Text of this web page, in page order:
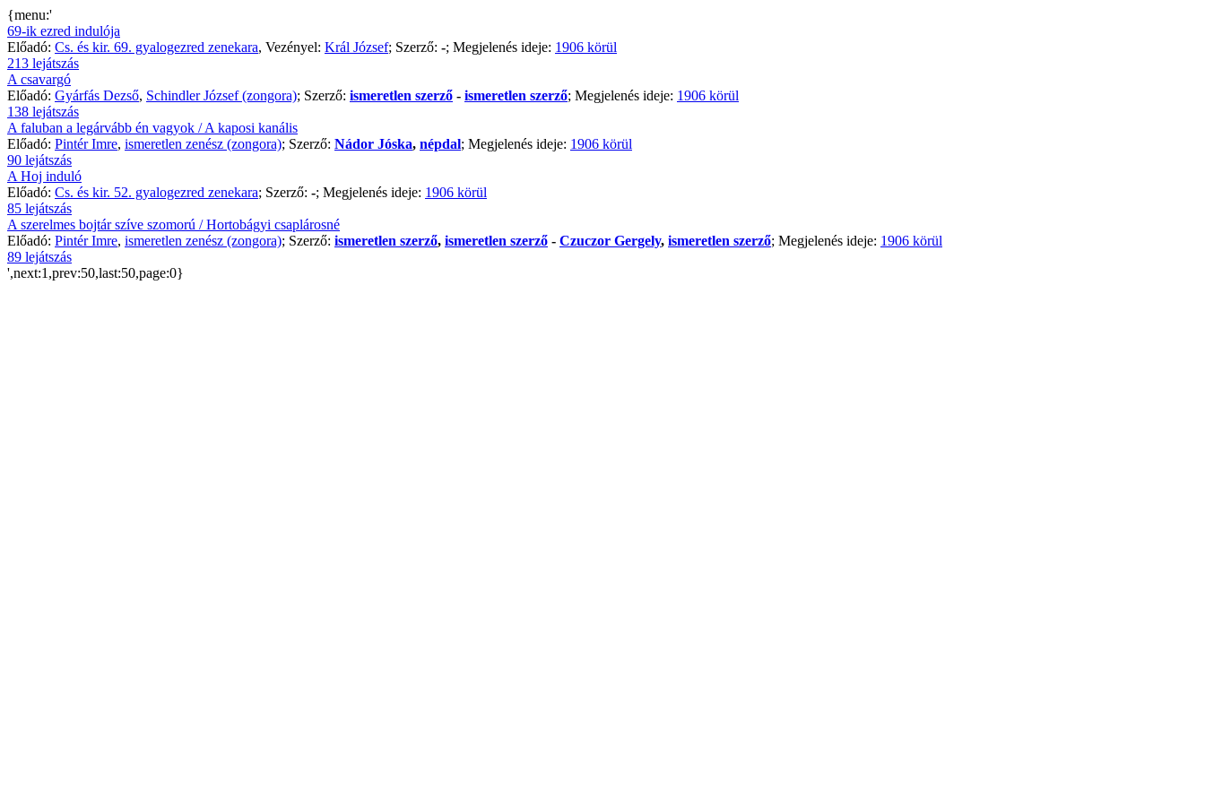
{menu:'
69-ik ezred indulója
Előadó: Cs. és kir. 69. gyalogezred zenekara, Vezényel: Král József; Szerző: -; Megjelenés ideje: 1906 körül
213 lejátszás
A csavargó
Előadó: Gyárfás Dezső, Schindler József (zongora); Szerző: ismeretlen szerző - ismeretlen szerző; Megjelenés ideje: 1906 körül
138 lejátszás
A faluban a legárvább én vagyok / A kaposi kanális
Előadó: Pintér Imre, ismeretlen zenész (zongora); Szerző: Nádor Jóska, népdal; Megjelenés ideje: 1906 körül
90 lejátszás
A Hoj induló
Előadó: Cs. és kir. 52. gyalogezred zenekara; Szerző: -; Megjelenés ideje: 1906 körül
85 lejátszás
A szerelmes bojtár szíve szomorú / Hortobágyi csaplárosné
Előadó: Pintér Imre, ismeretlen zenész (zongora); Szerző: ismeretlen szerző, ismeretlen szerző - Czuczor Gergely, ismeretlen szerző; Megjelenés ideje: 1906 körül
89 lejátszás
',next:1,prev:50,last:50,page:0}